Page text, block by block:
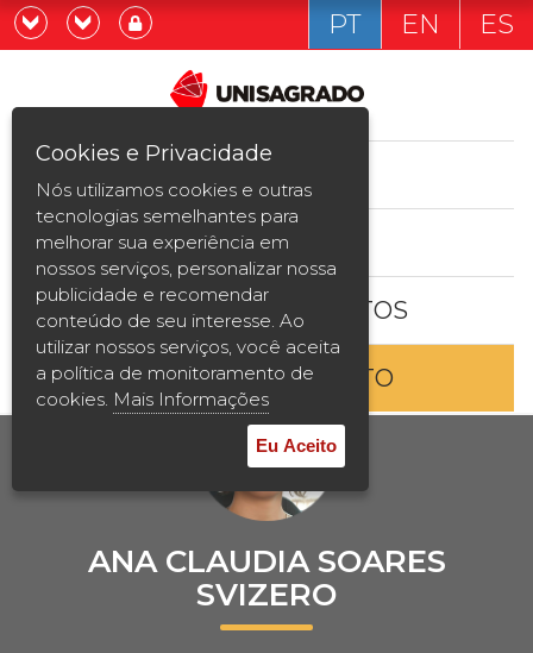
Graduação
Pós-graduação e MBA
Curta Duração
Vestibular
2ª Graduação
Transferência
Reingresso
Prouni
Desconto de pontualidade
Já sou estudande
Quero ser estudante
PT EN ES
ESTUDE AQUI
BOLSAS E DESCONTOS
ENTRE EM CONTATO
ANA CLAUDIA SOARES
SVIZERO
Cookies e Privacidade
Nós utilizamos cookies e outras
tecnologias semelhantes para
melhorar sua experiência em
nossos serviços, personalizar nossa
publicidade e recomendar
conteúdo de seu interesse. Ao
utilizar nossos serviços, você aceita
a política de monitoramento de
cookies. Mais Informações
Eu Aceito